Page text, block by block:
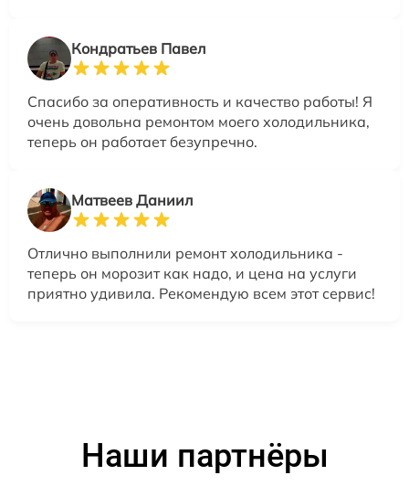
Кондратьев Павел
Спасибо за оперативность и качество работы! Я
очень довольна ремонтом моего холодильника,
теперь он работает безупречно.
Матвеев Даниил
Отлично выполнили ремонт холодильника -
теперь он морозит как надо, и цена на услуги
приятно удивила. Рекомендую всем этот сервис!
Наши партнёры